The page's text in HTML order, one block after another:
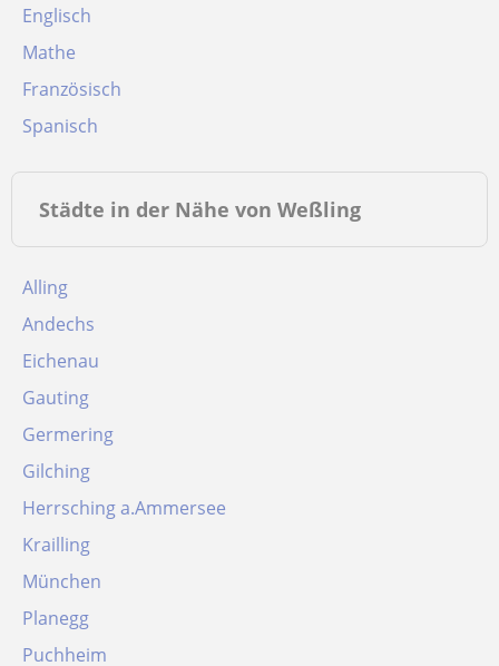
Englisch
Mathe
Französisch
Spanisch
Städte in der Nähe von Weßling
Alling
Andechs
Eichenau
Gauting
Germering
Gilching
Herrsching a.Ammersee
Krailling
München
Planegg
Puchheim